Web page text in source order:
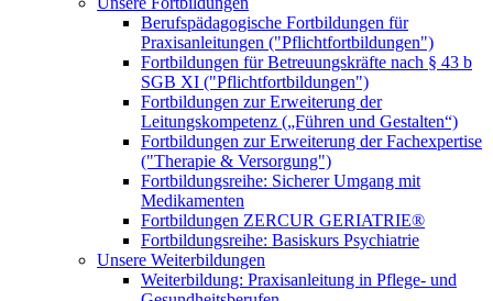
Berufspädagogische Fortbildungen für
Praxisanleitungen ("Pflichtfortbildungen")
Fortbildungen für Betreuungskräfte nach § 43 b
SGB XI ("Pflichtfortbildungen")
Fortbildungen zur Erweiterung der
Leitungskompetenz („Führen und Gestalten“)
Fortbildungen zur Erweiterung der Fachexpertise
("Therapie & Versorgung")
Fortbildungsreihe: Sicherer Umgang mit
Medikamenten
Fortbildungen ZERCUR GERIATRIE®
Fortbildungsreihe: Basiskurs Psychiatrie
Unsere Weiterbildungen
Weiterbildung: Praxisanleitung in Pflege- und